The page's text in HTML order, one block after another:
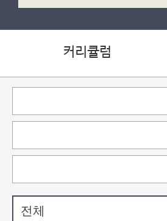
커리큘럼